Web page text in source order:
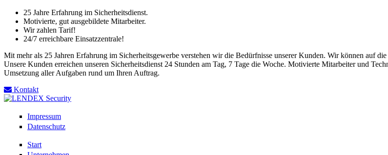
25 Jahre Erfahrung im Sicherheitsdienst.
Motivierte, gut ausgebildete Mitarbeiter.
Wir zahlen Tarif!
24/7 erreichbare Einsatzzentrale!
Mit mehr als 25 Jahren Erfahrung im Sicherheitsgewerbe verstehen wir die Bedürfnisse unserer Kunden. Wir können auf
Unsere Kunden erreichen unseren Sicherheitsdienst 24 Stunden am Tag, 7 Tage die Woche. Motivierte Mitarbeiter und
Umsetzung aller Aufgaben rund um Ihren Auftrag.
Kontakt
Impressum
Datenschutz
Start